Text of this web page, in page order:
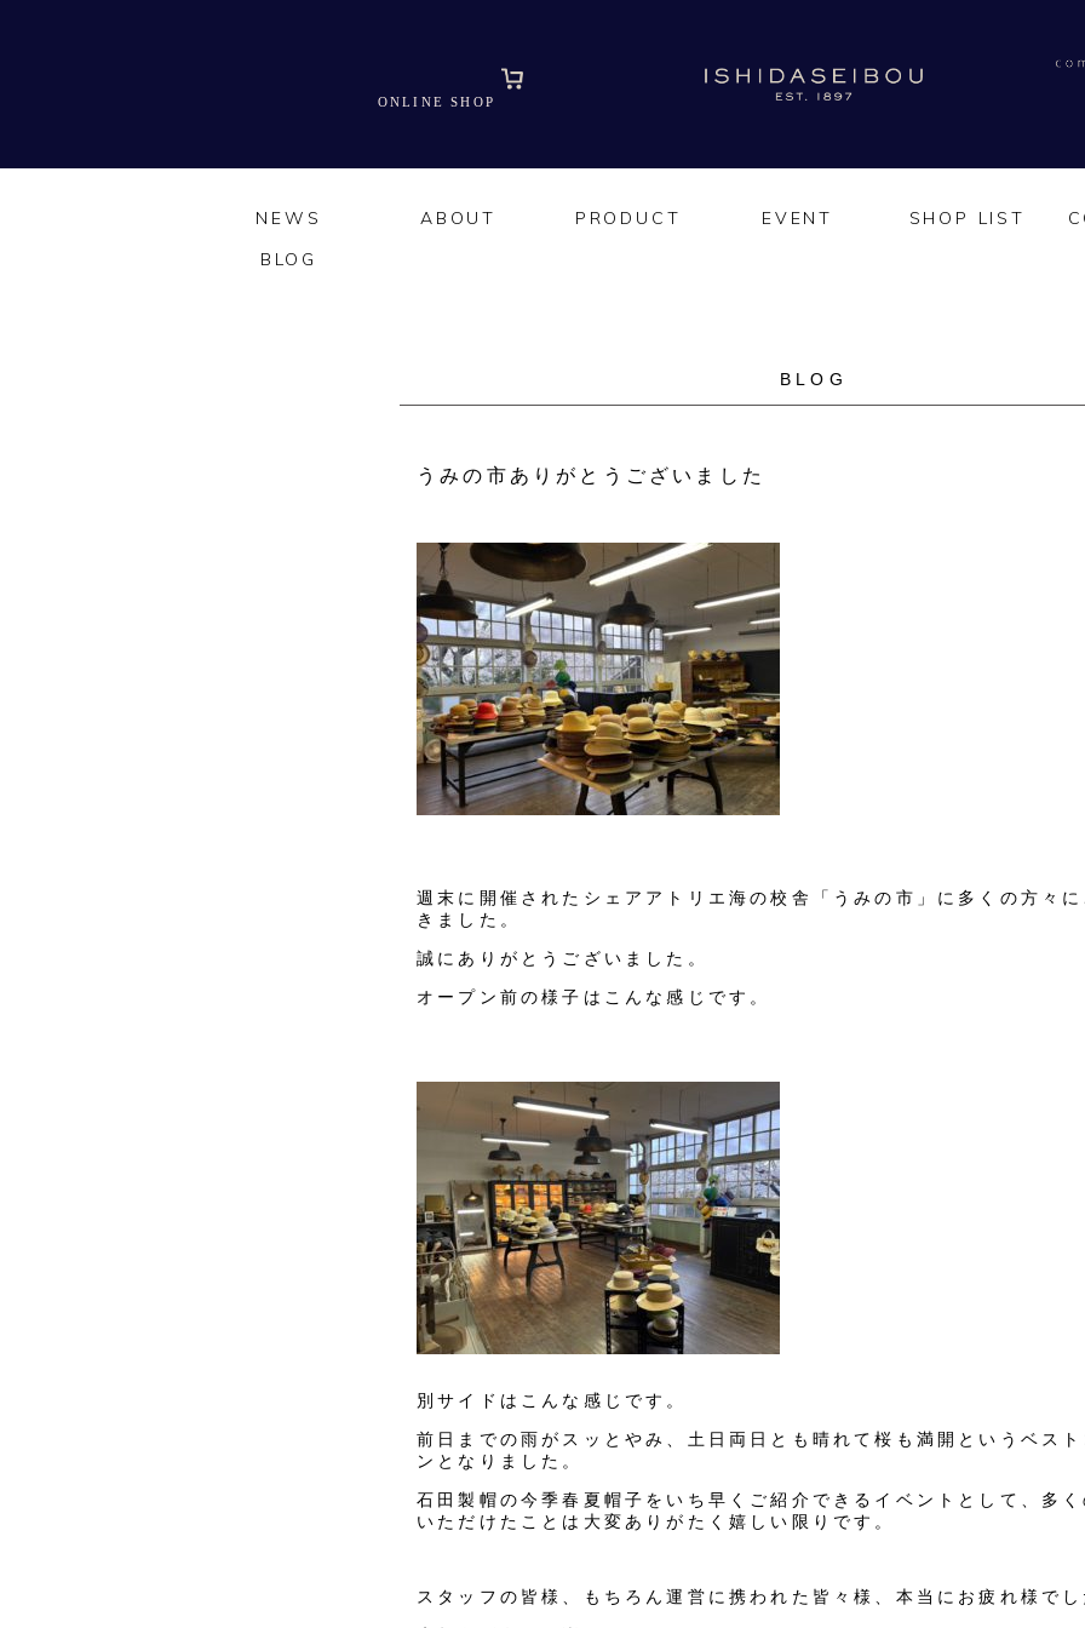
ONLINE SHOP
NEWS ABOUT PRODUCT EVENT SHOP LIST
BLOG
BLOG
うみの市ありがとうございました
週末に開催されたシェアアトリエ海の校舎「うみの市」に多くの方々に
きました。
誠にありがとうございました。
オープン前の様子はこんな感じです。
別サイドはこんな感じです。
前日までの雨がスッとやみ、土日両日とも晴れて桜も満開というベスト
ンとなりました。
石田製帽の今季春夏帽子をいち早くご紹介できるイベントとして、多く
いただけたことは大変ありがたく嬉しい限りです。
スタッフの皆様、もちろん運営に携われた皆々様、本当にお疲れ様でし